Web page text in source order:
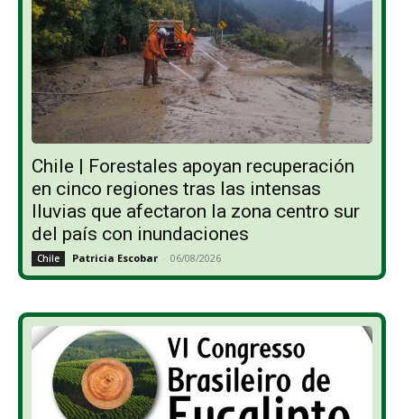
Chile | Forestales apoyan recuperación
en cinco regiones tras las intensas
lluvias que afectaron la zona centro sur
del país con inundaciones
Chile Patricia Escobar - 06/08/2026